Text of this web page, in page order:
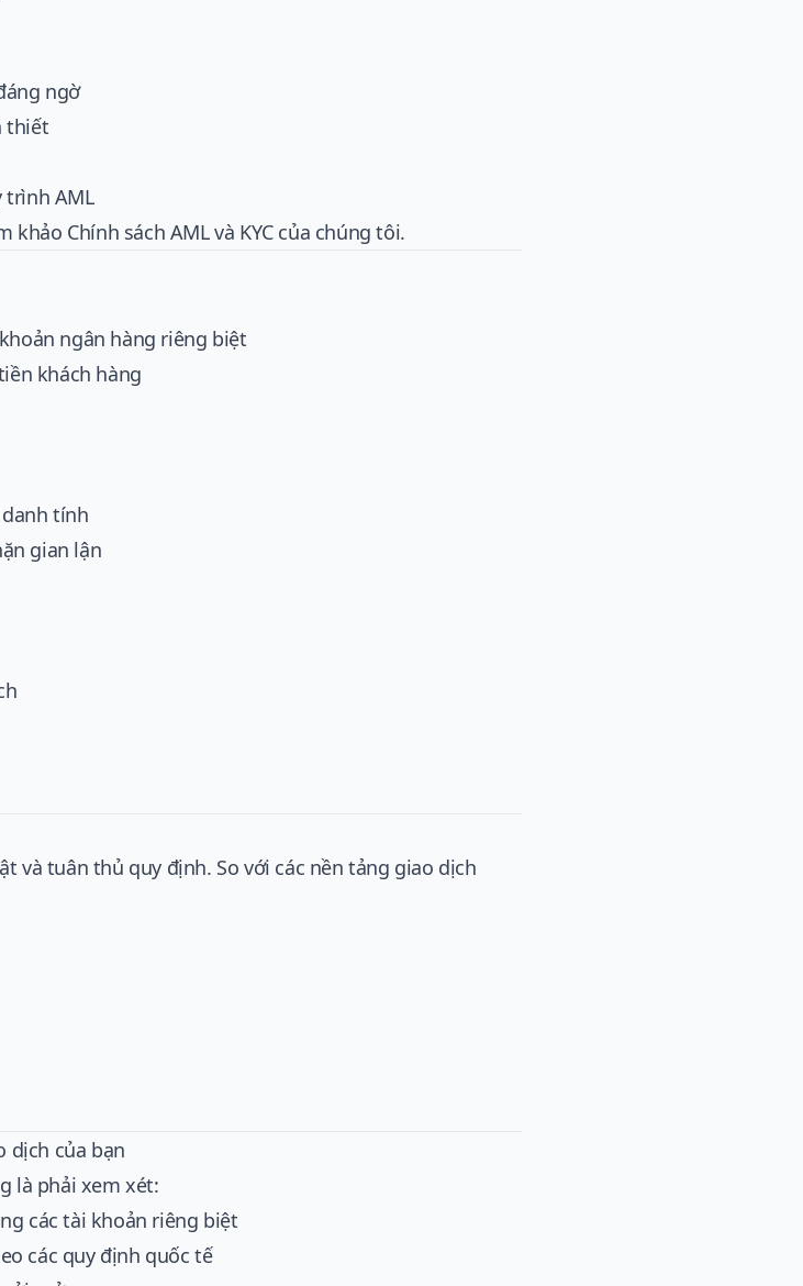
ngờ
thiết
trình AML
khảo Chính sách AML và KYCcủa chúng tôi.
ngân hàng riêng biệt
khách hàng
tính
gian lận
và tuân thủ quy định. So với các nền tảng giao dịch
dịch của bạn
là phải xem xét:
các tài khoản riêng biệt
các quy định quốc tế